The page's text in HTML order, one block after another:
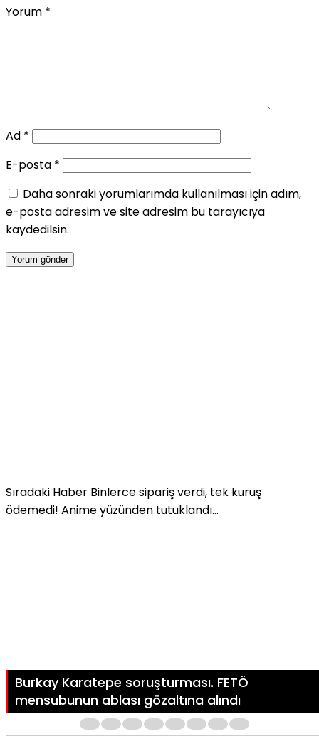
Yorum *
Ad *
E-posta *
Daha sonraki yorumlarımda kullanılması için adım,
e-posta adresim ve site adresim bu tarayıcıya
kaydedilsin.
Sıradaki Haber Binlerce sipariş verdi, tek kuruş
ödemedi! Anime yüzünden tutuklandı…
Burkay Karatepe soruşturması. FETÖ
mensubunun ablası gözaltına alındı